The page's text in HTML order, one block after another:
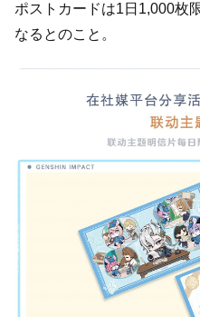
ポストカードは1日1,000枚
なるとのこと。